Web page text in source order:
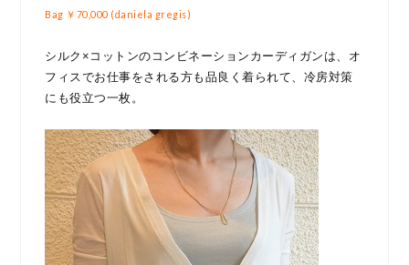
Bag ￥70,000 (daniela gregis)
シルク×コットンのコンビネーションカーディガンは、オ
フィスでお仕事をされる方も品良く着られて、冷房対策
にも役立つ一枚。